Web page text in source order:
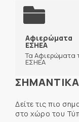
Αφιερώματα
ΕΣΗΕΑ
Τα Αφιερώματα
ΕΣΗΕΑ
ΣΗΜΑΝΤΙΚΑ
Δείτε τις πιο
στο χώρο του